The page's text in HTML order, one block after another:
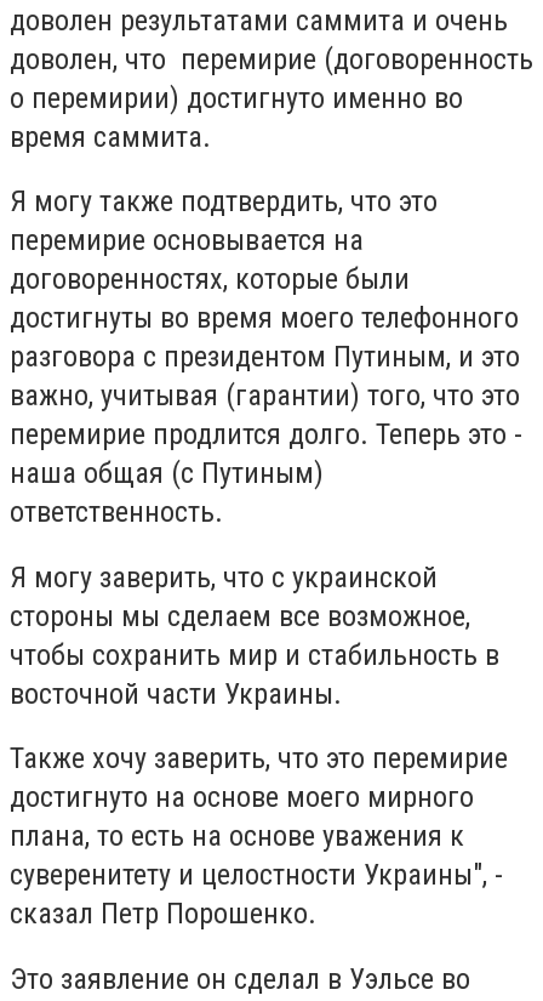
доволен результатами саммита и очень
доволен, что перемирие (договоренность
о перемирии) достигнуто именно во
время саммита.
Я могу также подтвердить, что это
перемирие основывается на
договоренностях, которые были
достигнуты во время моего телефонного
разговора с президентом Путиным, и это
важно, учитывая (гарантии) того, что это
перемирие продлится долго. Теперь это -
наша общая (с Путиным)
ответственность.
Я могу заверить, что с украинской
стороны мы сделаем все возможное,
чтобы сохранить мир и стабильность в
восточной части Украины.
Также хочу заверить, что это перемирие
достигнуто на основе моего мирного
плана, то есть на основе уважения к
суверенитету и целостности Украины", -
сказал Петр Порошенко.
Это заявление он сделал в Уэльсе во